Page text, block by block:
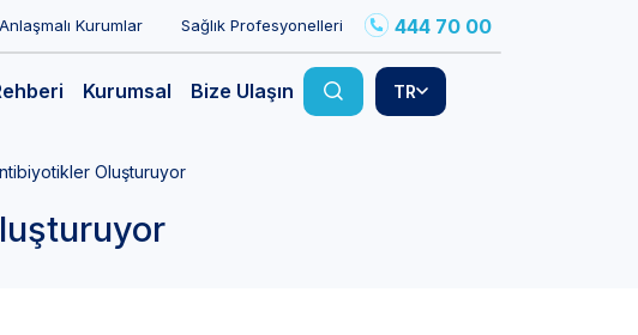
Anlaşmalı Kurumlar Sağlık Profesyonelleri 444 70 00
Kurumsal Bize Ulaşın TR
Oluşturuyor